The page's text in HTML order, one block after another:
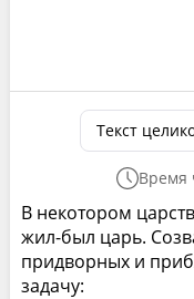
Текст
Время
В некотором
жил-был царь.
придворных и
задачу: